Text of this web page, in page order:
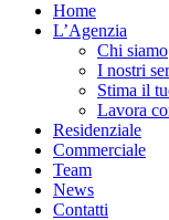
Home
L’Agenzia
Chi siamo
I nostri
Stima il
Lavora
Residenziale
Commerciale
Team
News
Contatti